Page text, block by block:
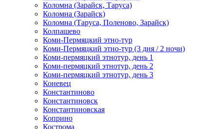
Коломна (Зарайск, Таруса)
Коломна (Зарайск)
Коломна (Таруса, Поленово, Зарайск)
Колпашево
Коми-Пермяцкий этно-тур
Коми-Пермяцкий этно-тур (3 дня / 2 ночи)
Коми-пермяцкий этнотур, день 1
Коми-пермяцкий этнотур, день 2
Коми-пермяцкий этнотур, день 3
Коневец
Константиново
Константиновск
Константиновская
Коприно
Кострома